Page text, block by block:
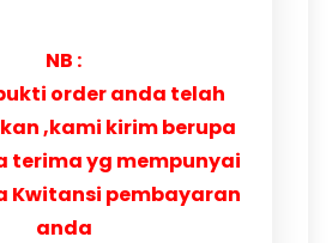
NB :
order anda telah
,kami kirim berupa
terima yg mempunyai
Kwitansi pembayaran
anda